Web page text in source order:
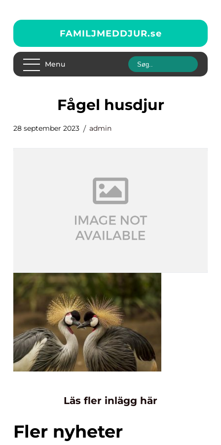
FAMILJMEDDJUR.se
Menu
fågel husdjur
28 september 2023 admin
Läs fler inlägg här
Fler nyheter